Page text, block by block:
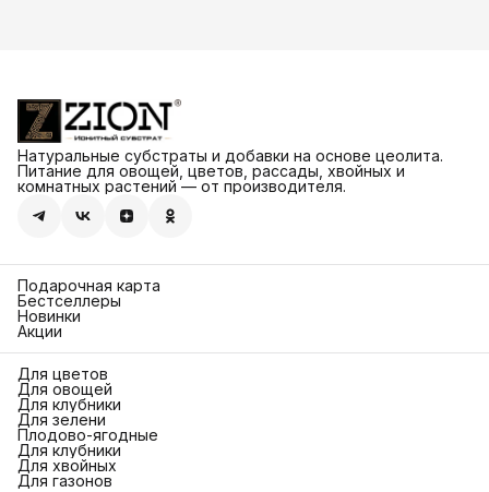
Натуральные субстраты и добавки на основе цеолита.
Питание для овощей, цветов, рассады, хвойных и
комнатных растений — от производителя.
Подарочная карта
Бестселлеры
Новинки
Акции
Для цветов
Для овощей
Для клубники
Для зелени
Плодово-ягодные
Для клубники
Для хвойных
Для газонов